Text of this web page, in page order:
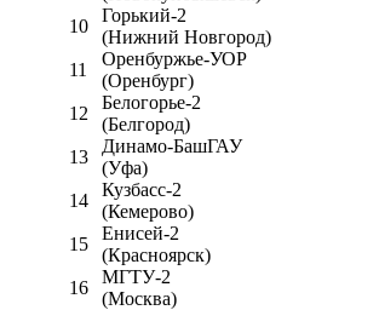
10
Горький-2
(Нижний Новгород)
11
Оренбуржье-УОР
(Оренбург)
12
Белогорье-2
(Белгород)
13
Динамо-БашГАУ
(Уфа)
14
Кузбасс-2
(Кемерово)
15
Енисей-2
(Красноярск)
16
МГТУ-2
(Москва)